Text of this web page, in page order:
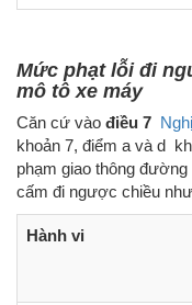
Mức phạt lỗi đi
mô tô xe máy
Căn cứ vào điều 7
khoản 7, điểm a và d
phạm giao thông
cấm đi ngược chiều
Hành vi